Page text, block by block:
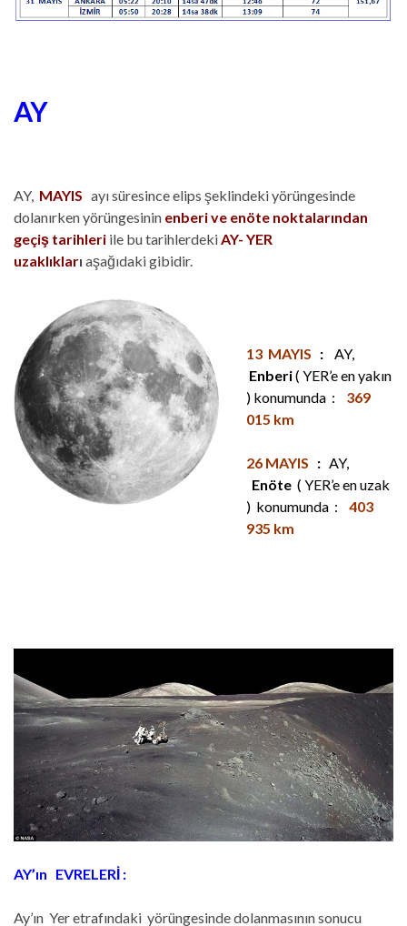
AY
AY, MAYIS ayı süresince elips şeklindeki yörüngesinde
dolanırken yörüngesinin enberi ve enöte noktalarından
geçiş tarihleri ile bu tarihlerdekiAY- YER
uzaklıkları aşağıdaki gibidir.
13 MAYIS :
AY,
Enberi( YER’e en yakın
) konumunda : 369
015 km
26 MAYIS : AY,
Enöte ( YER’e en uzak
) konumunda : 403
935 km
AY’ın EVRELERİ :
Ay’ın Yer etrafındaki yörüngesinde dolanmasının sonucu